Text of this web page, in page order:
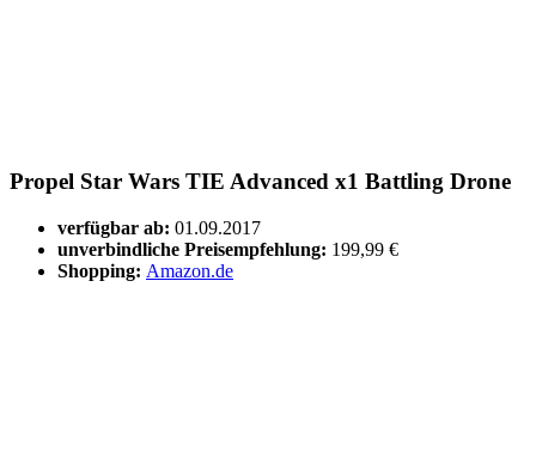
Propel Star Wars TIE Advanced x1 Battling Drone
verfügbar ab: 01.09.2017
unverbindliche Preisempfehlung: 199,99 €
Shopping: Amazon.de